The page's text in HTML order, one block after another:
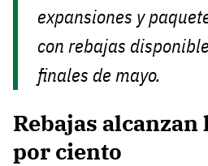
expansiones y
con rebajas
finales de mayo.
Rebajas alcanzan
por ciento